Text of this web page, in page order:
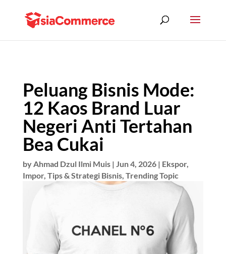
Peluang Bisnis Mode:
12 Kaos Brand Luar
Negeri Anti Tertahan
Bea Cukai
byAhmad Dzul Ilmi Muis| Jun 4, 2026| Ekspor,
Impor, Tips & Strategi Bisnis, Trending Topic